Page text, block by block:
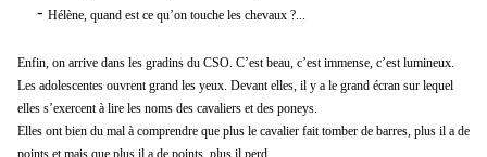
- Hélène, quand est ce qu’on touche les chevaux ?...
Enfin, on arrive dans les gradins du CSO. C’est beau, c’estimmense, c’est lumineux.
Les adolescentes ouvrent grand les yeux. Devant elles, il y a le grand écran sur lequel
elles s’exercent à lire les noms des cavaliers et des poneys.
Elles ont bien du mal à comprendre que plus le cavalier fait tomber de barres, plus il a de
points et mais que plus il a de points, plus il perd.